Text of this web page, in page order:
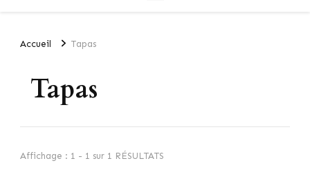
Accueil Tapas
Tapas
Affichage : 1 - 1 sur 1 RÉSULTATS